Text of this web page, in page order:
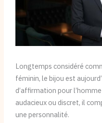
Longtemps considéré
féminin, le bijou est
d’affirmation pour
audacieux ou discret, il
une personnalité.